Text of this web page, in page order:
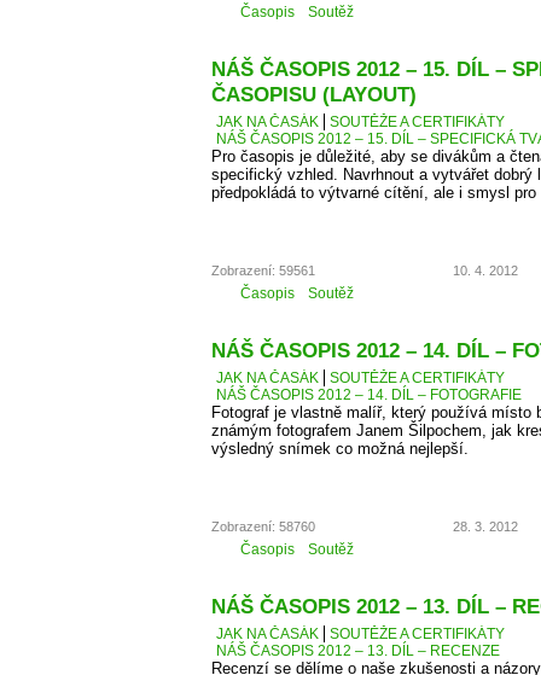
Časopis Soutěž
NÁŠ ČASOPIS 2012 – 15. DÍL –
ČASOPISU (LAYOUT)
JAK NA ČASÁK
SOUTĚŽE A CERTIFIKÁTY
NÁŠ ČASOPIS 2012 – 15. DÍL – SPECIFICKÁ
Pro časopis je důležité, aby se divákům a
specifický vzhled. Navrhnout a vytvářet dobrý
předpokládá to výtvarné cítění, ale i smysl pro
Zobrazení: 59561 10. 4. 2012
Časopis Soutěž
NÁŠ ČASOPIS 2012 – 14. DÍL –
JAK NA ČASÁK
SOUTĚŽE A CERTIFIKÁTY
NÁŠ ČASOPIS 2012 – 14. DÍL – FOTOGRAFIE
Fotograf je vlastně malíř, který používá místo
známým fotografem Janem Šilpochem, jak
výsledný snímek co možná nejlepší.
Zobrazení: 58760 28. 3. 2012
Časopis Soutěž
NÁŠ ČASOPIS 2012 – 13. DÍL –
JAK NA ČASÁK
SOUTĚŽE A CERTIFIKÁTY
NÁŠ ČASOPIS 2012 – 13. DÍL – RECENZE
Recenzí se dělíme o naše zkušenosti a